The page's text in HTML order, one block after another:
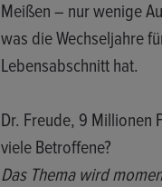
Meißen – nur wenige
was die Wechseljahre
Lebensabschnitt hat.
Dr. Freude, 9 Millionen
viele Betroffene?
Das Thema wird